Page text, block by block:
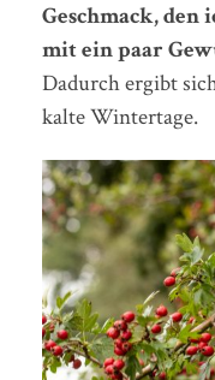
Geschmack, den
mit ein paar
Dadurch ergibt
kalte Wintertage.